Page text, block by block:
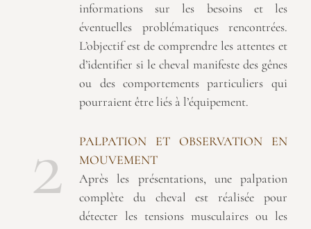
informations sur les besoins et les
éventuelles problématiques rencontrées.
L’objectif est de comprendre les attentes et
d’identifier si le cheval manifeste des gênes
ou des comportements particuliers qui
pourraient être liés à l’équipement.
2
PALPATION ET OBSERVATION EN
MOUVEMENT
Après les présentations, une palpation
complète du cheval est réalisée pour
détecter les tensions musculaires ou les